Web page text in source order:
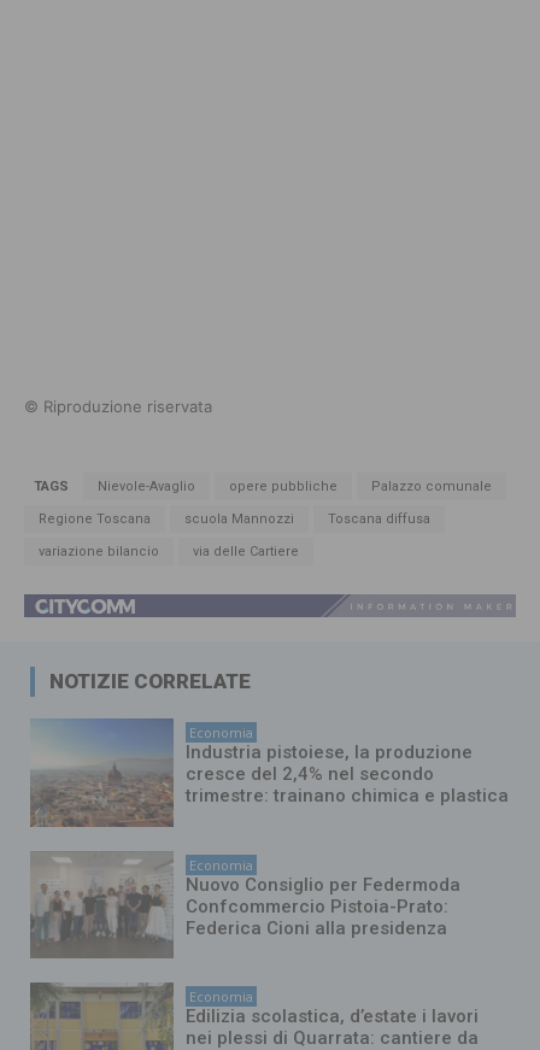
© Riproduzione riservata
TAGS Nievole-Avaglio opere pubbliche Palazzo comunale
Regione Toscana scuola Mannozzi Toscana diffusa
variazione bilancio via delle Cartiere
NOTIZIE CORRELATE
Economia
Industria pistoiese, la produzione
cresce del 2,4% nel secondo
trimestre: trainano chimica e plastica
Economia
Nuovo Consiglio per Federmoda
Confcommercio Pistoia-Prato:
Federica Cioni alla presidenza
Economia
Edilizia scolastica, d’estate i lavori
nei plessi di Quarrata: cantiere da